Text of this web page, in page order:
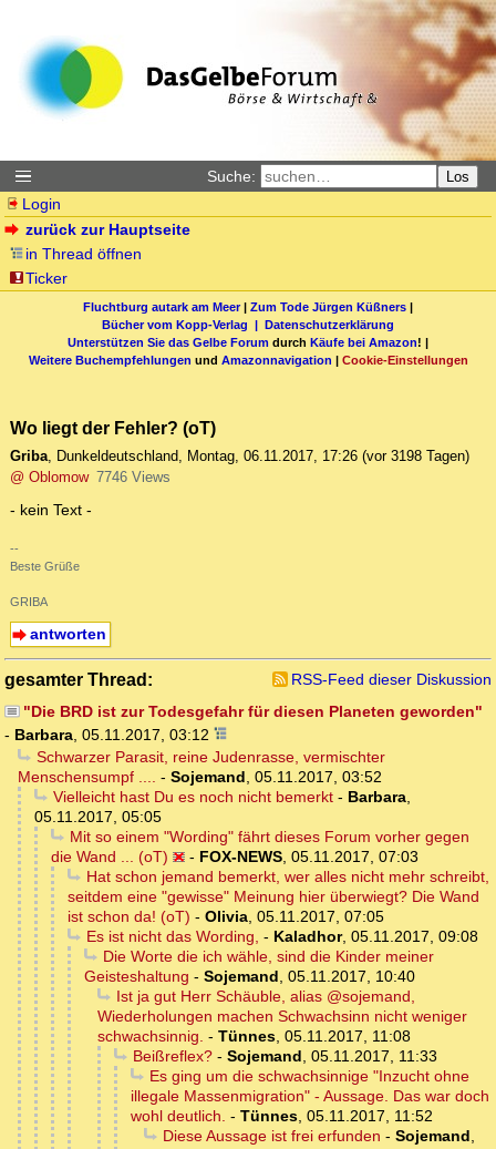
Suche: Los
Login
zurück zur Hauptseite
in Thread öffnen
Ticker
Fluchtburg autark am Meer| Zum Tode Jürgen Küßners |
Bücher vom Kopp-Verlag | Datenschutzerklärung
Unterstützen Sie das Gelbe Forum durch Käufe bei Amazon! |
Weitere Buchempfehlungen und Amazonnavigation | Cookie-Einstellungen
Wo liegt der Fehler? (oT)
Griba, Dunkeldeutschland, Montag, 06.11.2017, 17:26 (vor 3198 Tagen)
@ Oblomow 7746 Views
- kein Text -
--
Beste Grüße
GRIBA
antworten
gesamter Thread:
RSS-Feed dieser Diskussion
"Die BRD ist zur Todesgefahr für diesen Planeten geworden"
- Barbara, 05.11.2017, 03:12
Schwarzer Parasit, reine Judenrasse, vermischter
Menschensumpf .... - Sojemand, 05.11.2017, 03:52
Vielleicht hast Du es noch nicht bemerkt- Barbara,
05.11.2017, 05:05
Mit so einem "Wording" fährt dieses Forum vorher gegen
die Wand ... (oT)
- FOX-NEWS, 05.11.2017, 07:03
Hat schon jemand bemerkt, wer alles nicht mehr schreibt,
seitdem eine "gewisse" Meinung hier überwiegt? Die Wand
ist schon da! (oT) - Olivia, 05.11.2017, 07:05
Es ist nicht das Wording, - Kaladhor, 05.11.2017, 09:08
Die Worte die ich wähle, sind die Kinder meiner
Geisteshaltung - Sojemand, 05.11.2017, 10:40
Ist ja gut Herr Schäuble, alias @sojemand,
Wiederholungen machen Schwachsinn nicht weniger
schwachsinnig. - Tünnes, 05.11.2017, 11:08
Beißreflex?- Sojemand, 05.11.2017, 11:33
Es ging um die schwachsinnige "Inzucht ohne
illegale Massenmigration" - Aussage. Das war doch
wohl deutlich. - Tünnes, 05.11.2017, 11:52
Diese Aussage ist frei erfunden - Sojemand,